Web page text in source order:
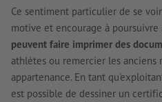
Ce sentiment particulier de se
motive et encourage à poursuivre
peuvent faire imprimer des
athlètes ou remercier les anciens
appartenance. En tant
est possible de dessiner un